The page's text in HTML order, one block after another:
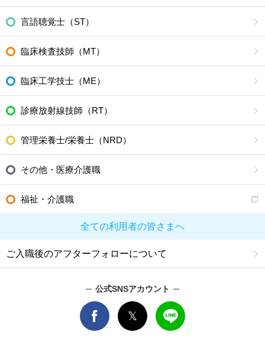
言語聴覚士（ST）
臨床検査技師（MT）
臨床工学技士（ME）
診療放射線技師（RT）
管理栄養士/栄養士（NRD）
その他・医療介護職
福祉・介護職
全ての利用者の皆さまへ
ご入職後のアフターフォローについて
公式SNSアカウント